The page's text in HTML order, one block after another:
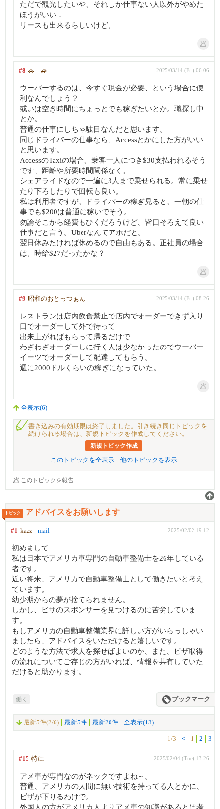
ただで観光したいや、それしか仕事ない人以外がやめた
ほうがいい．
リースも出来るらしいけど。
#8 🚗 🚙 2025/03/14 (Fri) 06:06
ウーバーするのは、今すぐ現金が必要、という場合に便
利なんでしょう？
或いは空き時間にちょっとでも稼ぎたいとか。職探し中
とか。
普通の仕事にしちゃ駄目なんだと思います。
同じドライバーの仕事なら、Accessとかにした方がいい
と思います。
AccessのTaxiの場合、乗客一人につき$30支払われるそう
です、距離や所要時間関係なく。
シェアライドなので一遍に3人まで乗せられる。常に乗せ
たり下ろしたりで回転も良い。
私は利用者ですが、ドライバーの稼ぎ見ると、一朝の仕
事でも$200は普通に稼いでそう。
勿論そこから経費もひくだろうけど、皆口そろえて良い
仕事だと言う。Uberなんてアホだと。
翌日休みたければ休めるので自由もある。正社員の場合
は、時給$27だったかな？
#9 昭和のおとっつぁん 2025/03/14 (Fri) 08:26
レストランは店内飲食禁止で店内でオーダーできず入り
口でオーダーして外で待って
出来上がればもらって帰るだけで
わざわざオーダーしに行く人は少なかったのでウーバー
イーツでオーダーして配達してもらう。
週に2000ドルくらいの稼ぎになっていた。
全表示(6)
書き込みの有効期限は終了しました。引き続き同じトピックを
続けられる場合は、新規トピックを作成してください。
新規トピック作成
このトピックを全表示 他のトピックを表示
このトピックを報告
トピック アドバイスをお願いします
#1 kazz mail 2025/02/02 19:12
初めまして
私は日本でアメリカ車専門の自動車整備士を26年している
者です。
近い将来、アメリカで自動車整備士として働きたいと考え
ています。
幼少期からの夢が捨てられません。
しかし、ビザのスポンサーを見つけるのに苦労していま
す。
もしアメリカの自動車整備業界に詳しい方がいらっしゃい
ましたら、アドバイスをいただけると嬉しいです。
どのような方法で求人を探せばよいのか、また、ビザ取得
の流れについてご存じの方がいれば、情報を共有していた
だけると助かります。
働く ブックマーク
最新5件(2/6) 最新5件 最新20件 全表示(13)
1/3 < 1 2 3
#15 特に 2025/02/04 (Tue) 13:26
アメ車が専門なのがネックですよね～。
普通、アメリカの人間に無い技術を持ってる人とかに、
ビザが下りるわけで。
外国人の方がアメリカ人よりアメ車の知識があるとは考